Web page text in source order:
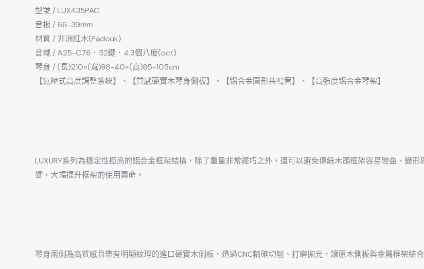
型號 / LUX435PAC
音板 / 66-39mm
材質 / 非洲紅木(Padouk)
音域 / A25-C76．52鍵．4.3個八度(oct)
琴身 / (長)210×(寬)86-40×(高)85-105cm
【氣壓式高度調整系統】、【質感硬實木琴身側板】、【鋁合金圓形共鳴管】、【高強度鋁合金琴架】
LUXURY系列為穩定性極高的鋁合金框架結構，除了重量非常輕巧之外，還可以避免傳統木頭框架容易彎曲、變
響，大幅提升框架的使用壽命。
琴身兩側為高質感且帶有明顯紋理的進口硬實木側板，透過CNC精確切削、打磨拋光，讓原木側板與金屬框架結